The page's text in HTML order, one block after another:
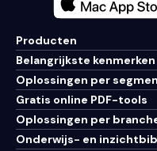
Producten
Belangrijkste
Oplossingen per
Gratis online PDF-tools
Oplossingen per
Onderwijs- en